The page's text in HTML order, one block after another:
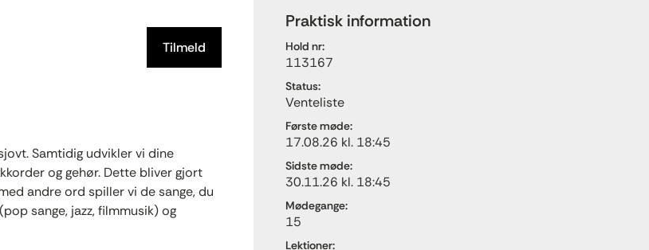
Tilmeld
Samtidig udvikler vi dine
og gehør. Dette bliver gjort
andre ord spiller vi de sange, du
sange, jazz, filmmusik) og
Praktisk information
Hold nr:
113167
Status:
Venteliste
Første møde:
17.08.26 kl. 18:45
Sidste møde:
30.11.26 kl. 18:45
Mødegange:
15
Lektioner: